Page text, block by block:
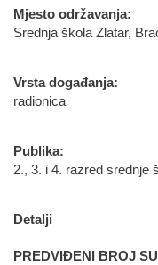
Mjesto održavanja:
Srednja škola Zlatar,
Vrsta događanja:
radionica
Publika:
2., 3. i 4. razred srednje
Detalji
PREDVIĐENI BROJ